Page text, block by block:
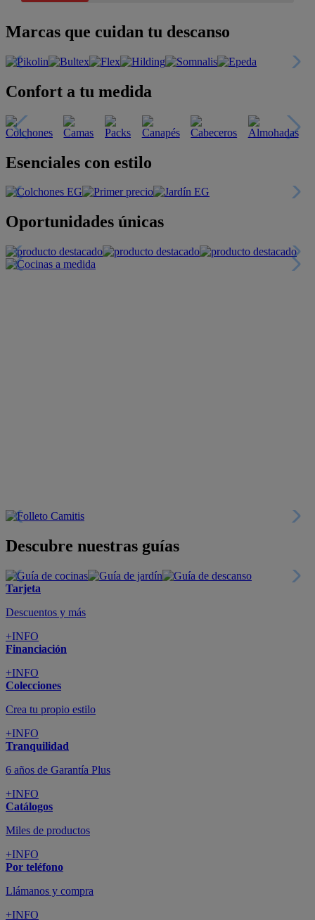
Marcas que cuidan tu descanso
Confort a tu medida
Esenciales con estilo
Oportunidades únicas
Descubre nuestras guías
Tarjeta
Descuentos y más
+INFO
Financiación
+INFO
Colecciones
Crea tu propio estilo
+INFO
Tranquilidad
6 años de Garantía Plus
+INFO
Catálogos
Miles de productos
+INFO
Por teléfono
Llámanos y compra
+INFO